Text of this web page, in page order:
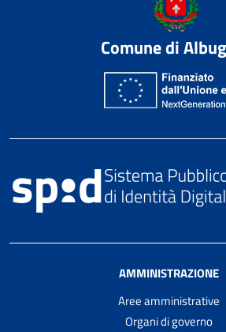
Comune di
AMMINISTRAZIONE
Aree amministrative
Organi di governo